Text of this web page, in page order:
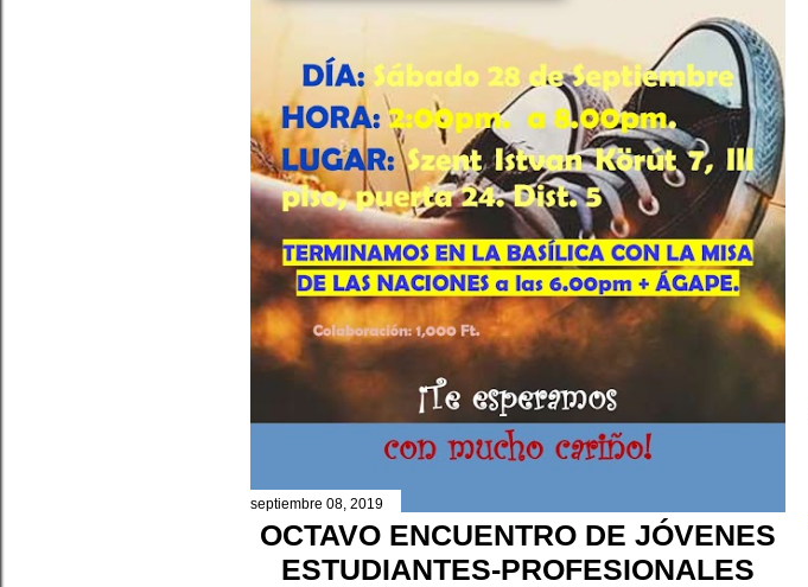
septiembre 08, 2019
OCTAVO ENCUENTRO DE JÓVENES
ESTUDIANTES-PROFESIONALES